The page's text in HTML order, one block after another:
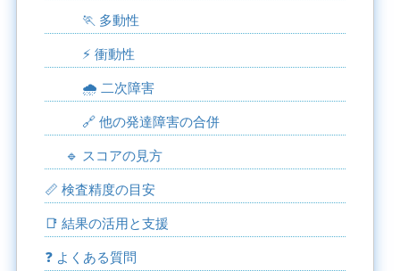
🏃 多動性
⚡ 衝動性
🌧️ 二次障害
🔗 他の発達障害の合併
🔹 スコアの見方
📏 検査精度の目安
📑 結果の活用と支援
❓ よくある質問